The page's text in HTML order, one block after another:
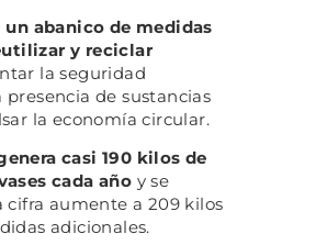
un abanico de medidas
y reciclar
la seguridad
de sustancias
la economía circular.
casi 190 kilos de
cada año y se
cifra aumente a 209 kilos
adicionales.